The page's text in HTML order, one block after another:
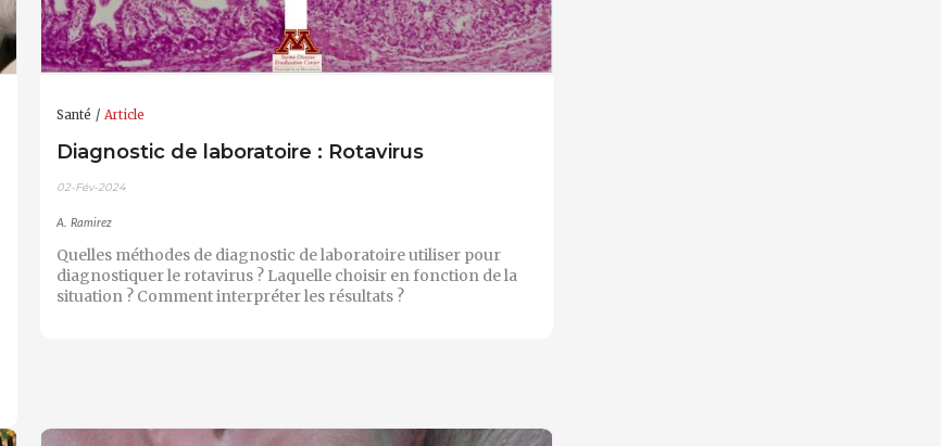
Santé Article
Diagnostic de laboratoire : Rotavirus
02-Fév-2024
A. Ramirez
Quelles méthodes de diagnostic de laboratoire utiliser pour
diagnostiquer le rotavirus ? Laquelle choisir en fonction de la
situation ? Comment interpréter les résultats ?